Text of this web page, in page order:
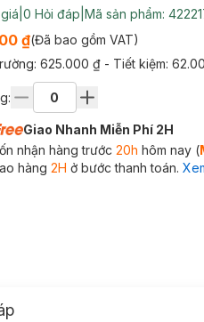
0 Hỏi đáp Mã sản phẩm:
₫(Đã bao gồm VAT)
625.000 ₫ - Tiết kiệm:
Giao Nhanh Miễn Phí 2H
nhận hàng trước 20h hôm nay (
hàng 2H ở bước thanh toán.